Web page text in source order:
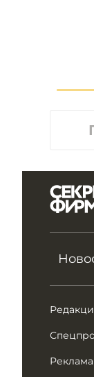
Реклама